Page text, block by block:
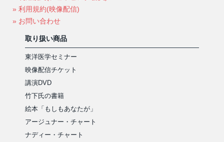
» 利用規約(映像配信)
» お問い合わせ
取り扱い商品
東洋医学セミナー
映像配信チケット
講演DVD
竹下氏の書籍
絵本「もしもあなたが」
アージュナー・チャート
ナディー・チャート